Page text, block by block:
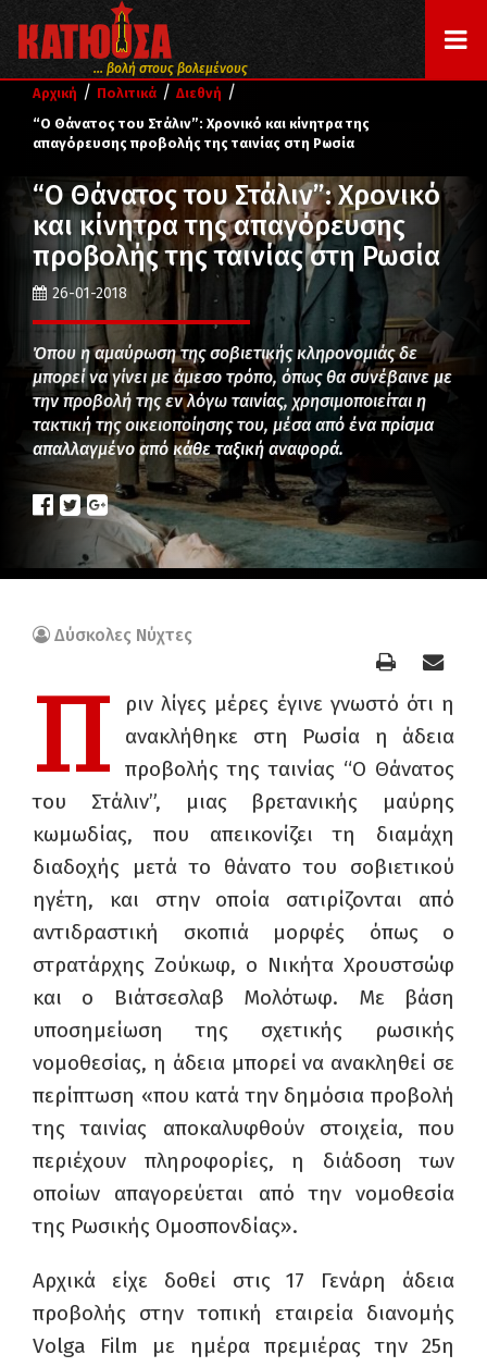
... βολή στους βολεμένους
Αρχική / Πολιτικά / Διεθνή /
“Ο Θάνατος του Στάλιν”: Χρονικό και κίνητρα της
απαγόρευσης προβολής της ταινίας στη Ρωσία
“Ο Θάνατος του Στάλιν”: Χρονικό
και κίνητρα της απαγόρευσης
προβολής της ταινίας στη Ρωσία
26-01-2018
Όπου η αμαύρωση της σοβιετικής κληρονομιάς δε
μπορεί να γίνει με άμεσο τρόπο, όπως θα συνέβαινε με
την προβολή της εν λόγω ταινίας, χρησιμοποιείται η
τακτική της οικειοποίησης του, μέσα από ένα πρίσμα
απαλλαγμένο από κάθε ταξική αναφορά.
Δύσκολες Νύχτες
Π
ριν λίγες μέρες έγινε γνωστό ότι η
ανακλήθηκε στη Ρωσία η άδεια
προβολής της ταινίας “Ο Θάνατος
του Στάλιν”, μιας βρετανικής μαύρης
κωμωδίας, που απεικονίζει τη διαμάχη
διαδοχής μετά το θάνατο του σοβιετικού
ηγέτη, και στην οποία σατιρίζονται από
αντιδραστική σκοπιά μορφές όπως ο
στρατάρχης Ζούκωφ, ο Νικήτα Χρουστσώφ
και ο Βιάτσεσλαβ Μολότωφ. Με βάση
υποσημείωση της σχετικής ρωσικής
νομοθεσίας, η άδεια μπορεί να ανακληθεί σε
περίπτωση «που κατά την δημόσια προβολή
της ταινίας αποκαλυφθούν στοιχεία, που
περιέχουν πληροφορίες, η διάδοση των
οποίων απαγορεύεται από την νομοθεσία
της Ρωσικής Ομοσπονδίας».
Αρχικά είχε δοθεί στις 17 Γενάρη άδεια
προβολής στην τοπική εταιρεία διανομής
Volga Film με ημέρα πρεμιέρας την 25η